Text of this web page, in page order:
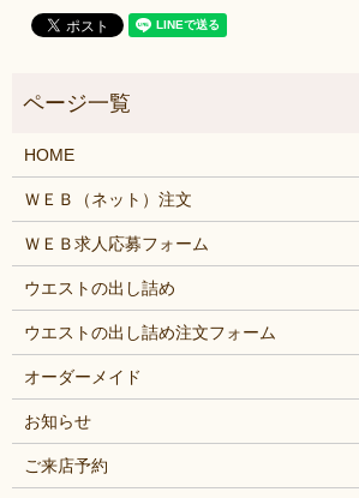
HOME
ＷＥＢ（ネット）注文
ＷＥＢ求人応募フォーム
ウエストの出し詰め
ウエストの出し詰め注文フォーム
オーダーメイド
お知らせ
ご来店予約